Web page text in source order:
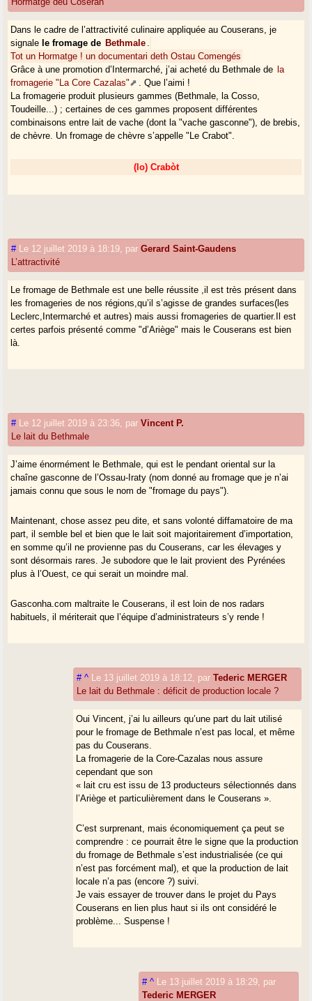
Dans le cadre de l’attractivité culinaire appliquée au Couserans, je
signale le fromage de Bethmale
Tot un Hormatge ! un documentari deth Ostau Comengés
Grâce à une promotion d’Intermarché, j’ai acheté du Bethmale de la
fromagerie "La Core Cazalas"
. Que l’aimi !
La fromagerie produit plusieurs gammes (Bethmale, la Cosso,
Toudeille...) ; certaines de ces gammes proposent différentes
combinaisons entre lait de vache (dont la "vache gasconne"), de brebis,
de chèvre. Un fromage de chèvre s’appelle "Le Crabot".
(lo) Crabòt
# Le 12 juillet 2019 à 18:19 parGerard Saint-Gaudens
L’attractivité
Le fromage de Bethmale est une belle réussite ,il est très présent dans
les fromageries de nos régions,qu’il s’agisse de grandes surfaces(les
Leclerc,Intermarché et autres) mais aussi fromageries de quartier.Il est
certes parfois présenté comme "d’Ariège" mais le Couserans est bien
là.
# Le 12 juillet 2019 à 23:36 parVincent P.
Le lait du Bethmale
J’aime énormément le Bethmale, qui est le pendant oriental sur la
chaîne gasconne de l’Ossau-Iraty (nom donné au fromage que je n’ai
jamais connu que sous le nom de "fromage du pays").
Maintenant, chose assez peu dite, et sans volonté diffamatoire de ma
part, il semble bel et bien que le lait soit majoritairement d’importation,
en somme qu’il ne provienne pas du Couserans, car les élevages y
sont désormais rares. Je subodore que le lait provient des Pyrénées
plus à l’Ouest, ce qui serait un moindre mal.
Gasconha.com maltraite le Couserans, il est loin de nos radars
habituels, il mériterait que l’équipe d’administrateurs s’y rende !
# ^ Le 13 juillet 2019 à 18:12 parTederic MERGER
Le lait du Bethmale : déficit de production locale ?
Oui Vincent, j’ai lu ailleurs qu’une part du lait utilisé
pour le fromage de Bethmale n’est pas local, et même
pas du Couserans.
La fromagerie de la Core-Cazalas nous assure
cependant que son
« lait cru est issu de 13 producteurs sélectionnés dans
l’Ariège et particulièrement dans le Couserans ».
C’est surprenant, mais économiquement ça peut se
comprendre : ce pourrait être le signe que la production
du fromage de Bethmale s’est industrialisée (ce qui
n’est pas forcément mal), et que la production de lait
locale n’a pas (encore ?) suivi.
Je vais essayer de trouver dans le projet du Pays
Couserans en lien plus haut si ils ont considéré le
problème... Suspense !
# ^ Le 13 juillet 2019 à 18:29 par
Tederic MERGER